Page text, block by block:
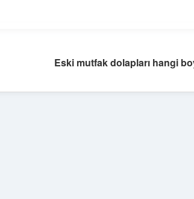
Eski mutfak dolapları hangi